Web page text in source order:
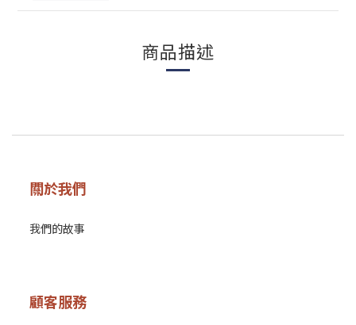
商品描述
關於我們
我們的故事
顧客服務